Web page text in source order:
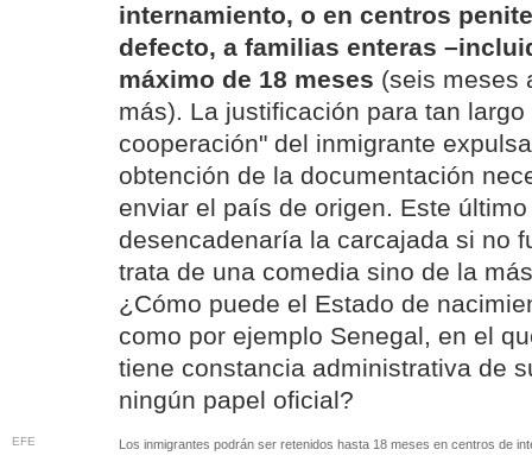
internamiento, o en centros
defecto, a familias enteras
máximo de 18 meses (seis meses
más). La justificación para tan
cooperación" del inmigrante
obtención de la documentación
enviar el país de origen. Este
desencadenaría la carcajada si no
trata de una comedia sino de la
¿Cómo puede el Estado de
como por ejemplo Senegal, en el
tiene constancia administrativa de
ningún papel oficial?
EFE Los inmigrantes podrán ser retenidos hasta 18 meses en centros de